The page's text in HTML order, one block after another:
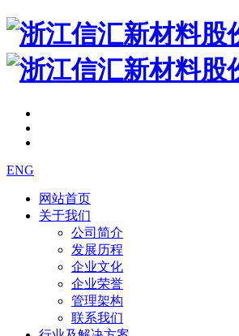
ENG
网站首页
关于我们
公司简介
发展历程
企业文化
企业荣誉
管理架构
联系我们